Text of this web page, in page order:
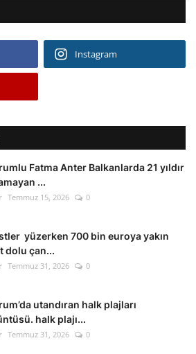
Instagram
Fatma Anter Balkanlarda 21 yıldır
...
Temmuz 15, 2026 0
yüzerken 700 bin euroya yakın
dolu çan...
Temmuz 31, 2026 0
utandıran halk plajları
halk plajı...
Temmuz 31, 2026 0